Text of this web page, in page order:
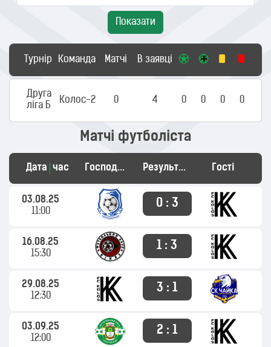
Показати
Турнір Команда Матчі В заявці
Друга
ліга Б
Колос-2 0 4 0 0 0 0
Матчі футболіста
Дата час Господарі Результат Гості
03.08.25
11:00
0 : 3
16.08.25
15:30
1 : 3
29.08.25
12:30
3 : 1
03.09.25
12:00
2 : 1